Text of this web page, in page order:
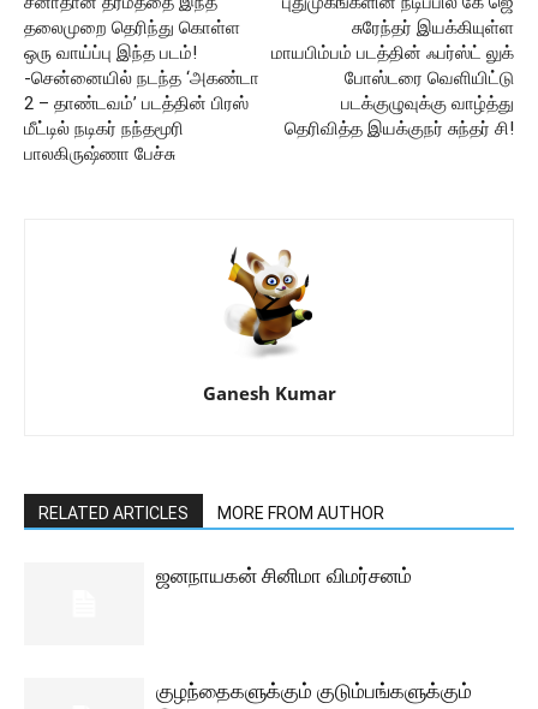
தலைமுறை தெரிந்து கொள்ள
ஒரு வாய்ப்பு இந்த படம்!
-சென்னையில் நடந்த ‘அகண்டா
2 – தாண்டவம்’ படத்தின் பிரஸ்
மீட்டில் நடிகர் நந்தமூரி
பாலகிருஷ்ணா பேச்சு
சுரேந்தர் இயக்கியுள்ள
மாயபிம்பம் படத்தின் ஃபர்ஸ்ட் லுக்
போஸ்டரை வெளியிட்டு
படக்குழுவுக்கு வாழ்த்து
தெரிவித்த இயக்குநர் சுந்தர் சி!
Ganesh Kumar
RELATED ARTICLES MORE FROM AUTHOR
ஜனநாயகன் சினிமா விமர்சனம்
குழந்தைகளுக்கும் குடும்பங்களுக்கும்